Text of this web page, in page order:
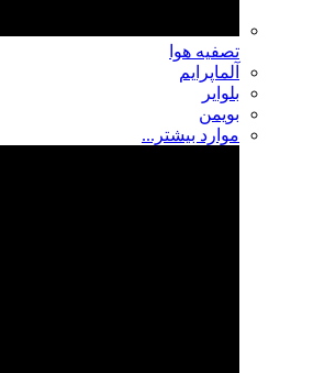
تصفیه هوا
آلماپرایم
بلوایر
بویمن
موارد بیشتر...